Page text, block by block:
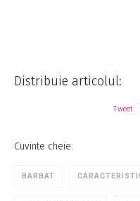
Distribuie articolul:
Tweet
Cuvinte cheie:
BARBAT